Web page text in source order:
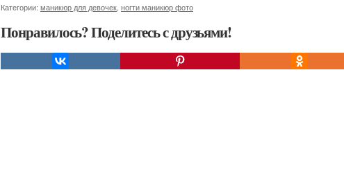
Категории: маникюр для девочек ногти маникюр фото
Понравилось? Поделитесь с друзьями!